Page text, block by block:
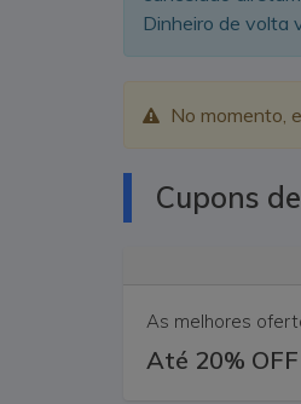
Dinheiro de volta
No momento,
Cupons
As melhores
Até 20%